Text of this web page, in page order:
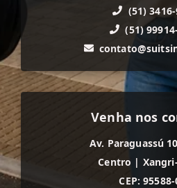
(51)
(51)
Venha nos
Av. Paraguassú
Centro |
CEP: